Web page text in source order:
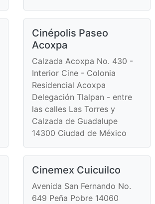
Cinépolis Paseo
Acoxpa
Calzada Acoxpa No. 430 -
Interior Cine - Colonia
Residencial Acoxpa
Delegación Tlalpan - entre
las calles Las Torres y
Calzada de Guadalupe
14300 Ciudad de México
Cinemex Cuicuilco
Avenida San Fernando No.
649 Peña Pobre 14060